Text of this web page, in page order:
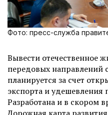
Фото: пресс-служба
Вывести отечественное
передовых направлений
планируется за счет
экспорта и удешевления
Разработана и в скором
Дорожная карта